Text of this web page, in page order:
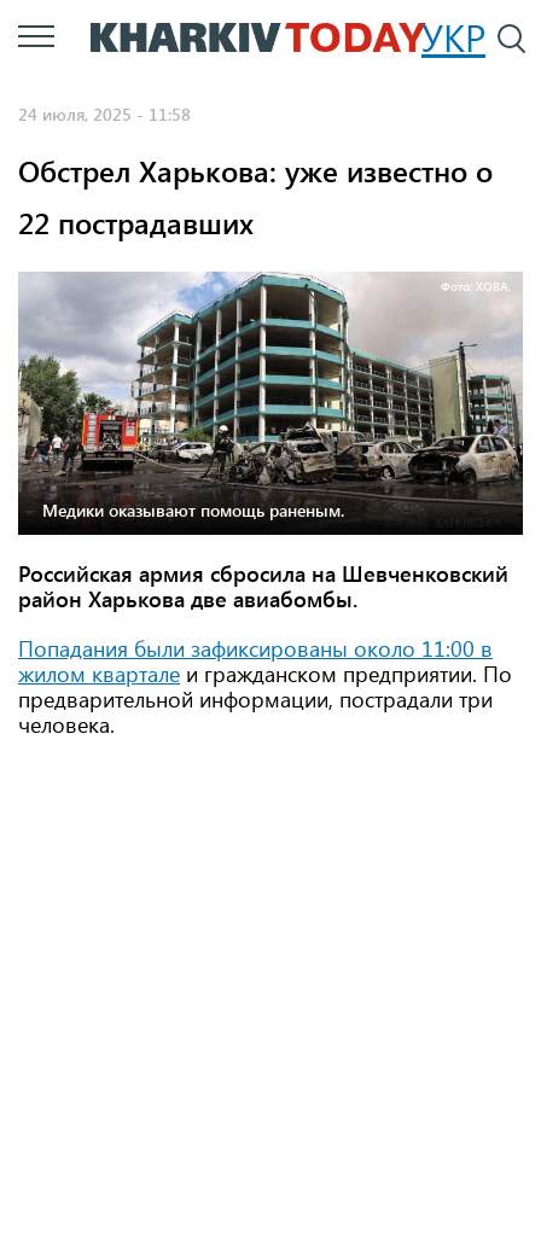
Перейти
к
УКР
24 июля, 2025 - 11:58
Обстрел Харькова: уже известно о
22 пострадавших
Фото: ХОВА.
Медики оказывают помощь раненым.
Российская армия сбросила на Шевченковский
район Харькова две авиабомбы.
Попадания были зафиксированы около 11:00 в
жилом квартале и гражданском предприятии. По
предварительной информации, пострадали три
человека.